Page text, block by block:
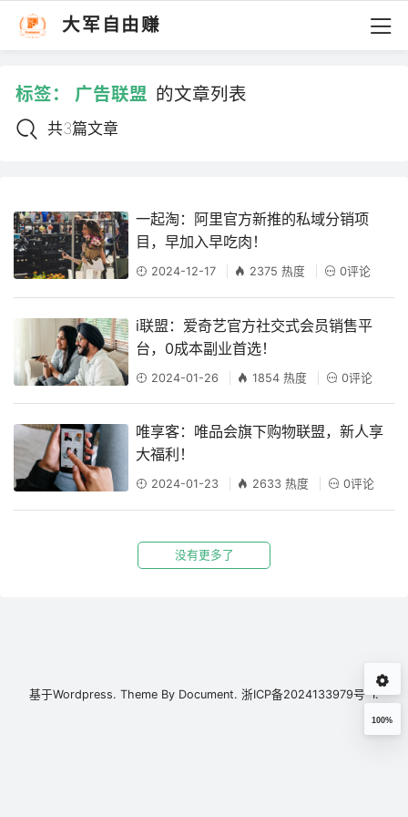
大军自由赚
标签： 广告联盟 的文章列表
共3篇文章
一起淘：阿里官方新推的私域分销项
目，早加入早吃肉！
2024-12-17 2375 热度 0评论
i联盟：爱奇艺官方社交式会员销售平
台，0成本副业首选！
2024-01-26 1854 热度 0评论
唯享客：唯品会旗下购物联盟，新人享
大福利！
2024-01-23 2633 热度 0评论
没有更多了
100%
基于Wordpress. Theme By Document. 浙ICP备2024133979号-1.